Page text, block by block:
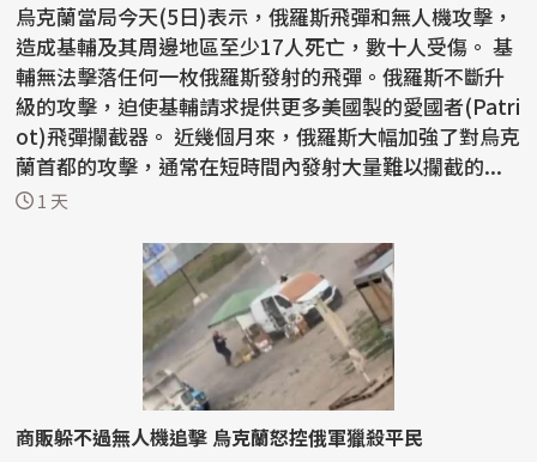
烏克蘭當局今天(5日)表示，俄羅斯飛彈和無人機攻擊，
造成基輔及其周邊地區至少17人死亡，數十人受傷。 基
輔無法擊落任何一枚俄羅斯發射的飛彈。俄羅斯不斷升
級的攻擊，迫使基輔請求提供更多美國製的愛國者(Patri
ot)飛彈攔截器。 近幾個月來，俄羅斯大幅加強了對烏克
蘭首都的攻擊，通常在短時間內發射大量難以攔截的...
1 天
商販躲不過無人機追擊 烏克蘭怒控俄軍獵殺平民